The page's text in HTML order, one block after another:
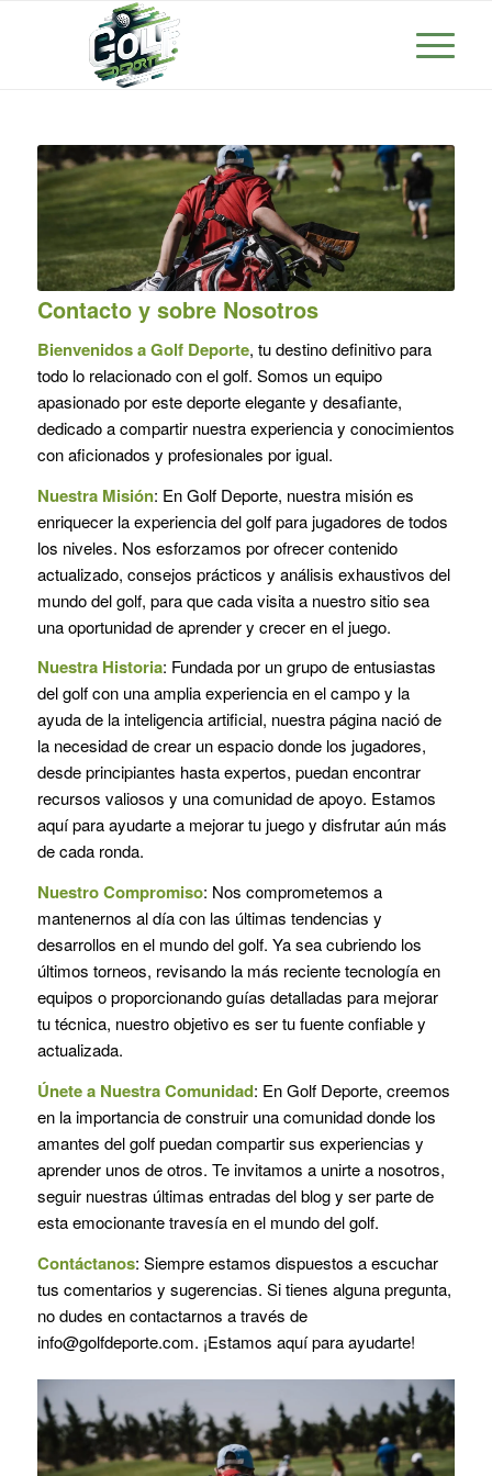
Contacto y sobre Nosotros
Bienvenidos aGolf Deporte, tu destino definitivo para
todo lo relacionado con el golf. Somos un equipo
apasionado por este deporte elegante y desafiante,
dedicado a compartir nuestra experiencia y conocimientos
con aficionados y profesionales por igual.
Nuestra Misión: En Golf Deporte, nuestra misión es
enriquecer la experiencia del golf para jugadores de todos
los niveles. Nos esforzamos por ofrecer contenido
actualizado, consejos prácticos y análisis exhaustivos del
mundo del golf, para que cada visita a nuestro sitio sea
una oportunidad de aprender y crecer en el juego.
Nuestra Historia: Fundada por un grupo de entusiastas
del golf con una amplia experiencia en el campo y la
ayuda de la inteligencia artificial, nuestra página nació de
la necesidad de crear un espacio donde los jugadores,
desde principiantes hasta expertos, puedan encontrar
recursos valiosos y una comunidad de apoyo. Estamos
aquí para ayudarte a mejorar tu juego y disfrutar aún más
de cada ronda.
Nuestro Compromiso: Nos comprometemos a
mantenernos al día con las últimas tendencias y
desarrollos en el mundo del golf. Ya sea cubriendo los
últimos torneos, revisando la más reciente tecnología en
equipos o proporcionando guías detalladas para mejorar
tu técnica, nuestro objetivo es ser tu fuente confiable y
actualizada.
Únete a Nuestra Comunidad: En Golf Deporte, creemos
en la importancia de construir una comunidad donde los
amantes del golf puedan compartir sus experiencias y
aprender unos de otros. Te invitamos a unirte a nosotros,
seguir nuestras últimas entradas del blog y ser parte de
esta emocionante travesía en el mundo del golf.
Contáctanos: Siempre estamos dispuestos a escuchar
tus comentarios y sugerencias. Si tienes alguna pregunta,
no dudes en contactarnos a través de
info@golfdeporte.com. ¡Estamos aquí para ayudarte!